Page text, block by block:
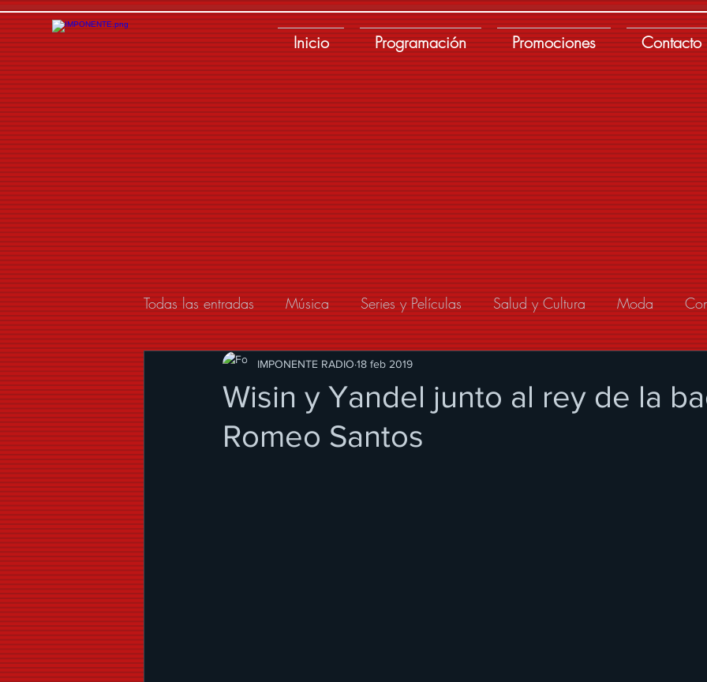
Inicio Programación Promociones Contacto
Todas las entradas Música Series y Películas Salud y Cultura Moda
Modo de Vida
Wisin y Yandel junto al rey de la
Romeo Santos
IMPONENTE RADIO 18 feb 2019